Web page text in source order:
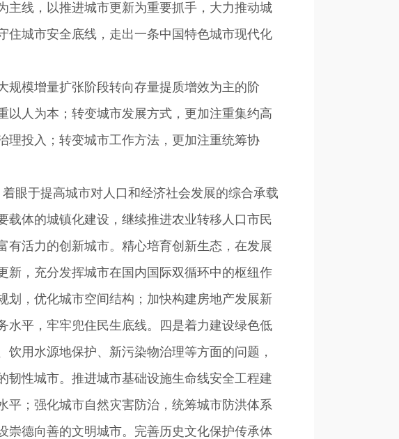
主线，以推进城市更新为重要抓手，大力推动城
住城市安全底线，走出一条中国特色城市现代化
模增量扩张阶段转向存量提质增效为主的阶
人为本；转变城市发展方式，更加注重集约高
理投入；转变城市工作方法，更加注重统筹协
于提高城市对人口和经济社会发展的综合承载
体的城镇化建设，继续推进农业转移人口市民
活力的创新城市。精心培育创新生态，在发展
新，充分发挥城市在国内国际双循环中的枢纽作
划，优化城市空间结构；加快构建房地产发展新
水平，牢牢兜住民生底线。四是着力建设绿色低
用水源地保护、新污染物治理等方面的问题，
性城市。推进城市基础设施生命线安全工程建
平；强化城市自然灾害防治，统筹城市防洪体系
德向善的文明城市。完善历史文化保护传承体